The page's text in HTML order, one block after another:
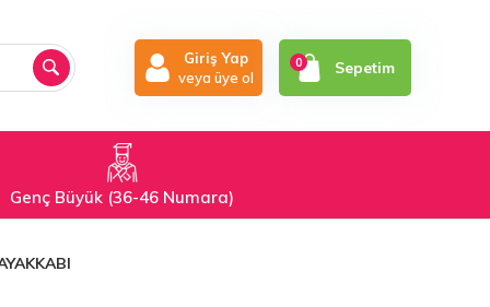
Giriş Yap
veya üye ol
0 Sepetim
Genç Büyük (36-46 Numara)